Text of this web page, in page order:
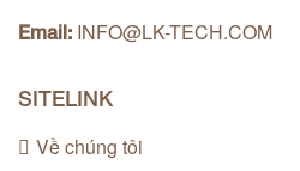
Email: INFO@LK-TECH.COM
SITELINK
Về chúng tôi